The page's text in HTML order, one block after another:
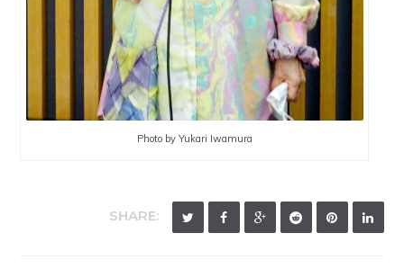
Photo by Yukari Iwamura
SHARE: